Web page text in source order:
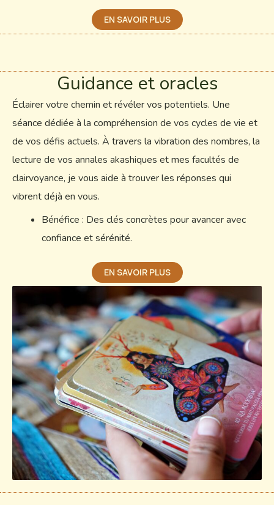
EN SAVOIR PLUS
Guidance et oracles
Éclairer votre chemin et révéler vos potentiels. Une
séance dédiée à la compréhension de vos cycles de vie et
de vos défis actuels. À travers la vibration des nombres, la
lecture de vos annales akashiques et mes facultés de
clairvoyance, je vous aide à trouver les réponses qui
vibrent déjà en vous.
Bénéfice : Des clés concrètes pour avancer avec
confiance et sérénité.
EN SAVOIR PLUS